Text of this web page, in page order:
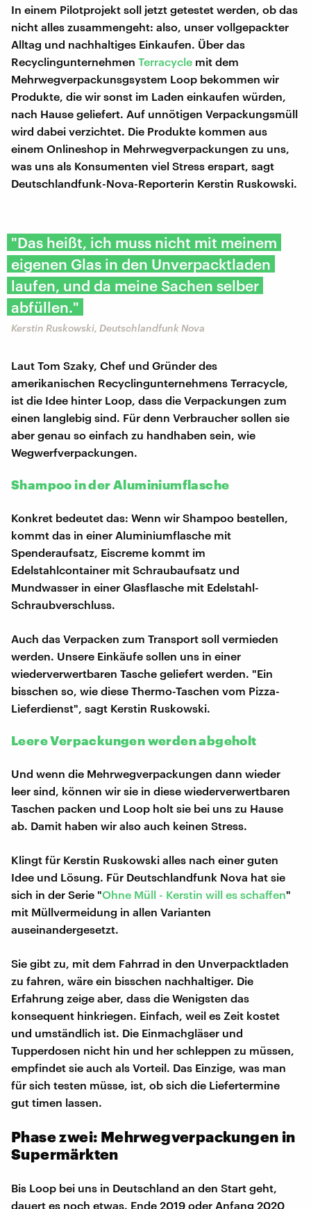
In einem Pilotprojekt soll jetzt getestet werden, ob das
nicht alles zusammengeht: also, unser vollgepackter
Alltag und nachhaltiges Einkaufen. Über das
Recyclingunternehmen Terracycle mit dem
Mehrwegverpackunsgsystem Loop bekommen wir
Produkte, die wir sonst im Laden einkaufen würden,
nach Hause geliefert. Auf unnötigen Verpackungsmüll
wird dabei verzichtet. Die Produkte kommen aus
einem Onlineshop in Mehrwegverpackungen zu uns,
was uns als Konsumenten viel Stress erspart, sagt
Deutschlandfunk-Nova-Reporterin Kerstin Ruskowski.
"Das heißt, ich muss nicht mit meinem
eigenen Glas in den Unverpacktladen
laufen, und da meine Sachen selber
abfüllen."
Kerstin Ruskowski, Deutschlandfunk Nova
Laut Tom Szaky, Chef und Gründer des
amerikanischen Recyclingunternehmens Terracycle,
ist die Idee hinter Loop, dass die Verpackungen zum
einen langlebig sind. Für denn Verbraucher sollen sie
aber genau so einfach zu handhaben sein, wie
Wegwerfverpackungen.
Shampoo in der Aluminiumflasche
Konkret bedeutet das: Wenn wir Shampoo bestellen,
kommt das in einer Aluminiumflasche mit
Spenderaufsatz, Eiscreme kommt im
Edelstahlcontainer mit Schraubaufsatz und
Mundwasser in einer Glasflasche mit Edelstahl-
Schraubverschluss.
Auch das Verpacken zum Transport soll vermieden
werden. Unsere Einkäufe sollen uns in einer
wiederverwertbaren Tasche geliefert werden. "Ein
bisschen so, wie diese Thermo-Taschen vom Pizza-
Lieferdienst", sagt Kerstin Ruskowski.
Leere Verpackungen werden abgeholt
Und wenn die Mehrwegverpackungen dann wieder
leer sind, können wir sie in diese wiederverwertbaren
Taschen packen und Loop holt sie bei uns zu Hause
ab. Damit haben wir also auch keinen Stress.
Klingt für Kerstin Ruskowski alles nach einer guten
Idee und Lösung. Für Deutschlandfunk Nova hat sie
sich in der Serie "Ohne Müll - Kerstin will es schaffen"
mit Müllvermeidung in allen Varianten
auseinandergesetzt.
Sie gibt zu, mit dem Fahrrad in den Unverpacktladen
zu fahren, wäre ein bisschen nachhaltiger. Die
Erfahrung zeige aber, dass die Wenigsten das
konsequent hinkriegen. Einfach, weil es Zeit kostet
und umständlich ist. Die Einmachgläser und
Tupperdosen nicht hin und her schleppen zu müssen,
empfindet sie auch als Vorteil. Das Einzige, was man
für sich testen müsse, ist, ob sich die Liefertermine
gut timen lassen.
Phase zwei: Mehrwegverpackungen in
Supermärkten
Bis Loop bei uns in Deutschland an den Start geht,
dauert es noch etwas. Ende 2019 oder Anfang 2020